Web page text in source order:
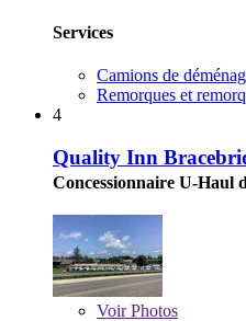
Services
Camions de
Remorques et
4
Quality Inn
Concessionnaire U-Haul
VoirPhotos